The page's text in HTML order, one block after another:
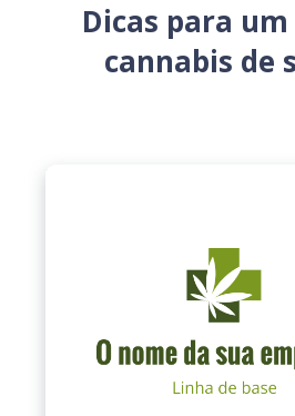
Dicas para
cannabis de